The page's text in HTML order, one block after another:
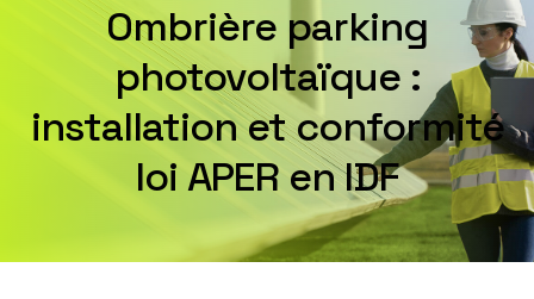
Ombrière parking
photovoltaïque :
installation et conformité
loi APER en IDF